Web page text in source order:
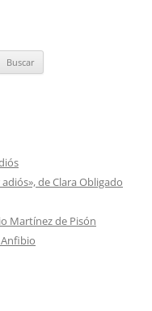
de Clara Obligado
Martínez de Pisón